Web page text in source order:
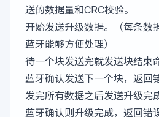
送的数据量和CRC校验。
开始发送升级数据。（每条数
蓝牙能够方便处理）
待一个块发送完就发送块结束
蓝牙确认发送下一个块，返回
发完所有数据之后发送升级完
蓝牙确认则升级完成，返回错